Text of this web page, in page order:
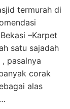
termurah di
–Karpet
satu sajadah
pasalnya
corak
alas